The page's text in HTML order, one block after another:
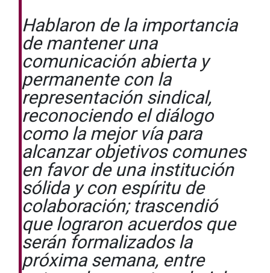
Hablaron de la importancia
de mantener una
comunicación abierta y
permanente con la
representación sindical,
reconociendo el diálogo
como la mejor vía para
alcanzar objetivos comunes
en favor de una institución
sólida y con espíritu de
colaboración; trascendió
que lograron acuerdos que
serán formalizados la
próxima semana, entre